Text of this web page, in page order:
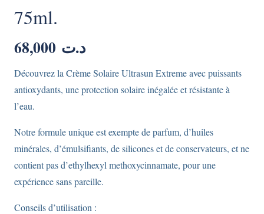
75ml.
د.ت
Découvrez la Crème Solaire Ultrasun Extreme avec puissants
antioxydants, une protection solaire inégalée et résistante à
l’eau.
Notre formule unique est exempte de parfum, d’huiles
minérales, d’émulsifiants, de silicones et de conservateurs, et ne
contient pas d’ethylhexyl methoxycinnamate, pour une
expérience sans pareille.
Conseils d’utilisation :